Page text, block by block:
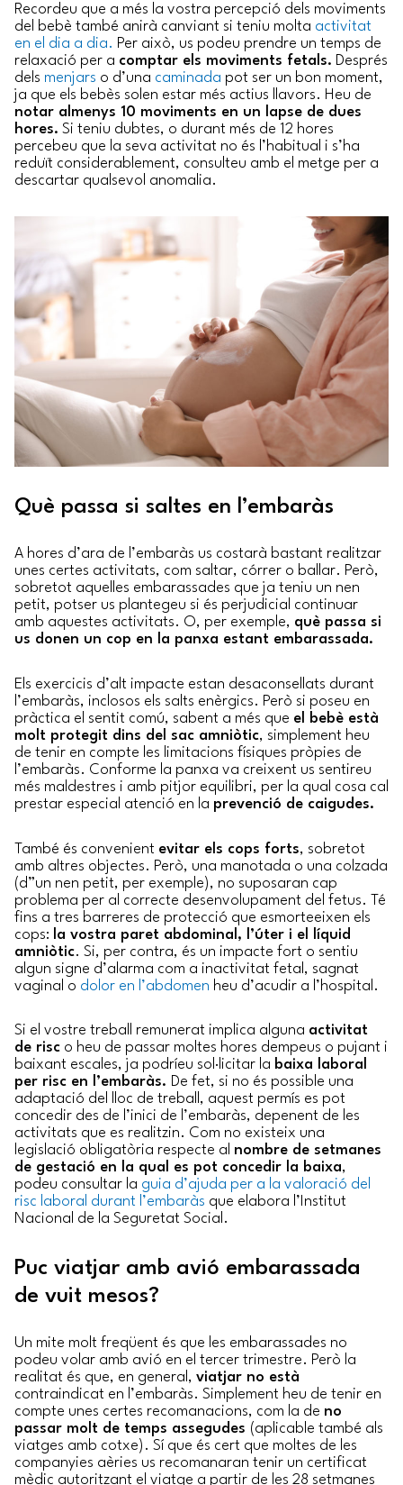
Recordeu que a més la vostra percepció dels moviments
del bebè també anirà canviant si teniu molta activitat
en el dia a dia. Per això, us podeu prendre un temps de
relaxació per a comptar els moviments fetals. Després
dels menjars o d’una caminada pot ser un bon moment,
ja que els bebès solen estar més actius llavors. Heu de
notar almenys 10 moviments en un lapse de dues
hores. Si teniu dubtes, o durant més de 12 hores
percebeu que la seva activitat no és l’habitual i s’ha
reduït considerablement, consulteu amb el metge per a
descartar qualsevol anomalia.
Què passa si saltes en l’embaràs
A hores d’ara de l’embaràs us costarà bastant realitzar
unes certes activitats, com saltar, córrer o ballar. Però,
sobretot aquelles embarassades que ja teniu un nen
petit, potser us plantegeu si és perjudicial continuar
amb aquestes activitats. O, per exemple, què passa si
us donen un cop en la panxa estant embarassada.
Els exercicis d’alt impacte estan desaconsellats durant
l’embaràs, inclosos els salts enèrgics. Però si poseu en
pràctica el sentit comú, sabent a més que el bebè està
molt protegit dins del sac amniòtic, simplement heu
de tenir en compte les limitacions físiques pròpies de
l’embaràs. Conforme la panxa va creixent us sentireu
més maldestres i amb pitjor equilibri, per la qual cosa cal
prestar especial atenció en la prevenció de caigudes.
També és convenient evitar els cops forts, sobretot
amb altres objectes. Però, una manotada o una colzada
(d”un nen petit, per exemple), no suposaran cap
problema per al correcte desenvolupament del fetus. Té
fins a tres barreres de protecció que esmorteeixen els
cops: la vostra paret abdominal, l’úter i el líquid
amniòtic. Si, per contra, és un impacte fort o sentiu
algun signe d’alarma com a inactivitat fetal, sagnat
vaginal o dolor en l’abdomen heu d’acudir a l’hospital.
Si el vostre treball remunerat implica alguna activitat
de risc o heu de passar moltes hores dempeus o pujant i
baixant escales, ja podríeu sol·licitar la baixa laboral
per risc en l’embaràs. De fet, si no és possible una
adaptació del lloc de treball, aquest permís es pot
concedir des de l’inici de l’embaràs, depenent de les
activitats que es realitzin. Com no existeix una
legislació obligatòria respecte al nombre de setmanes
de gestació en la qual es pot concedir la baixa,
podeu consultar la guia d’ajuda per a la valoració del
risc laboral durant l’embaràs que elabora l’Institut
Nacional de la Seguretat Social.
Puc viatjar amb avió embarassada
de vuit mesos?
Un mite molt freqüent és que les embarassades no
podeu volar amb avió en el tercer trimestre. Però la
realitat és que, en general, viatjar no està
contraindicat en l’embaràs. Simplement heu de tenir en
compte unes certes recomanacions, com la de no
passar molt de temps assegudes (aplicable també als
viatges amb cotxe). Sí que és cert que moltes de les
companyies aèries us recomanaran tenir un certificat
mèdic autoritzant el viatge a partir de les 28 setmanes